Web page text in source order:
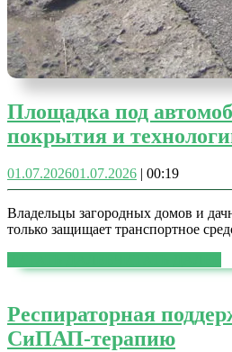
Площадка под
покрытия и
01.07.202601.07.2026 | 00:19
Владельцы загородных домов и
только защищает транспортное
Респираторная
СиПАП-терапию